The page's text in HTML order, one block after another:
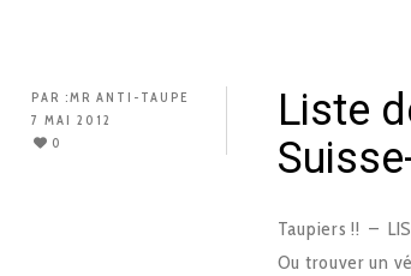
PAR :MR ANTI-TAUPE
7 MAI 2012
0
Liste
Taupiers !! –
Ou trouver un